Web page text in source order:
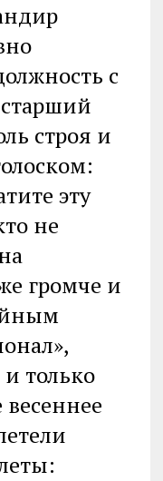
с
строя и
эту
не
громче и
только